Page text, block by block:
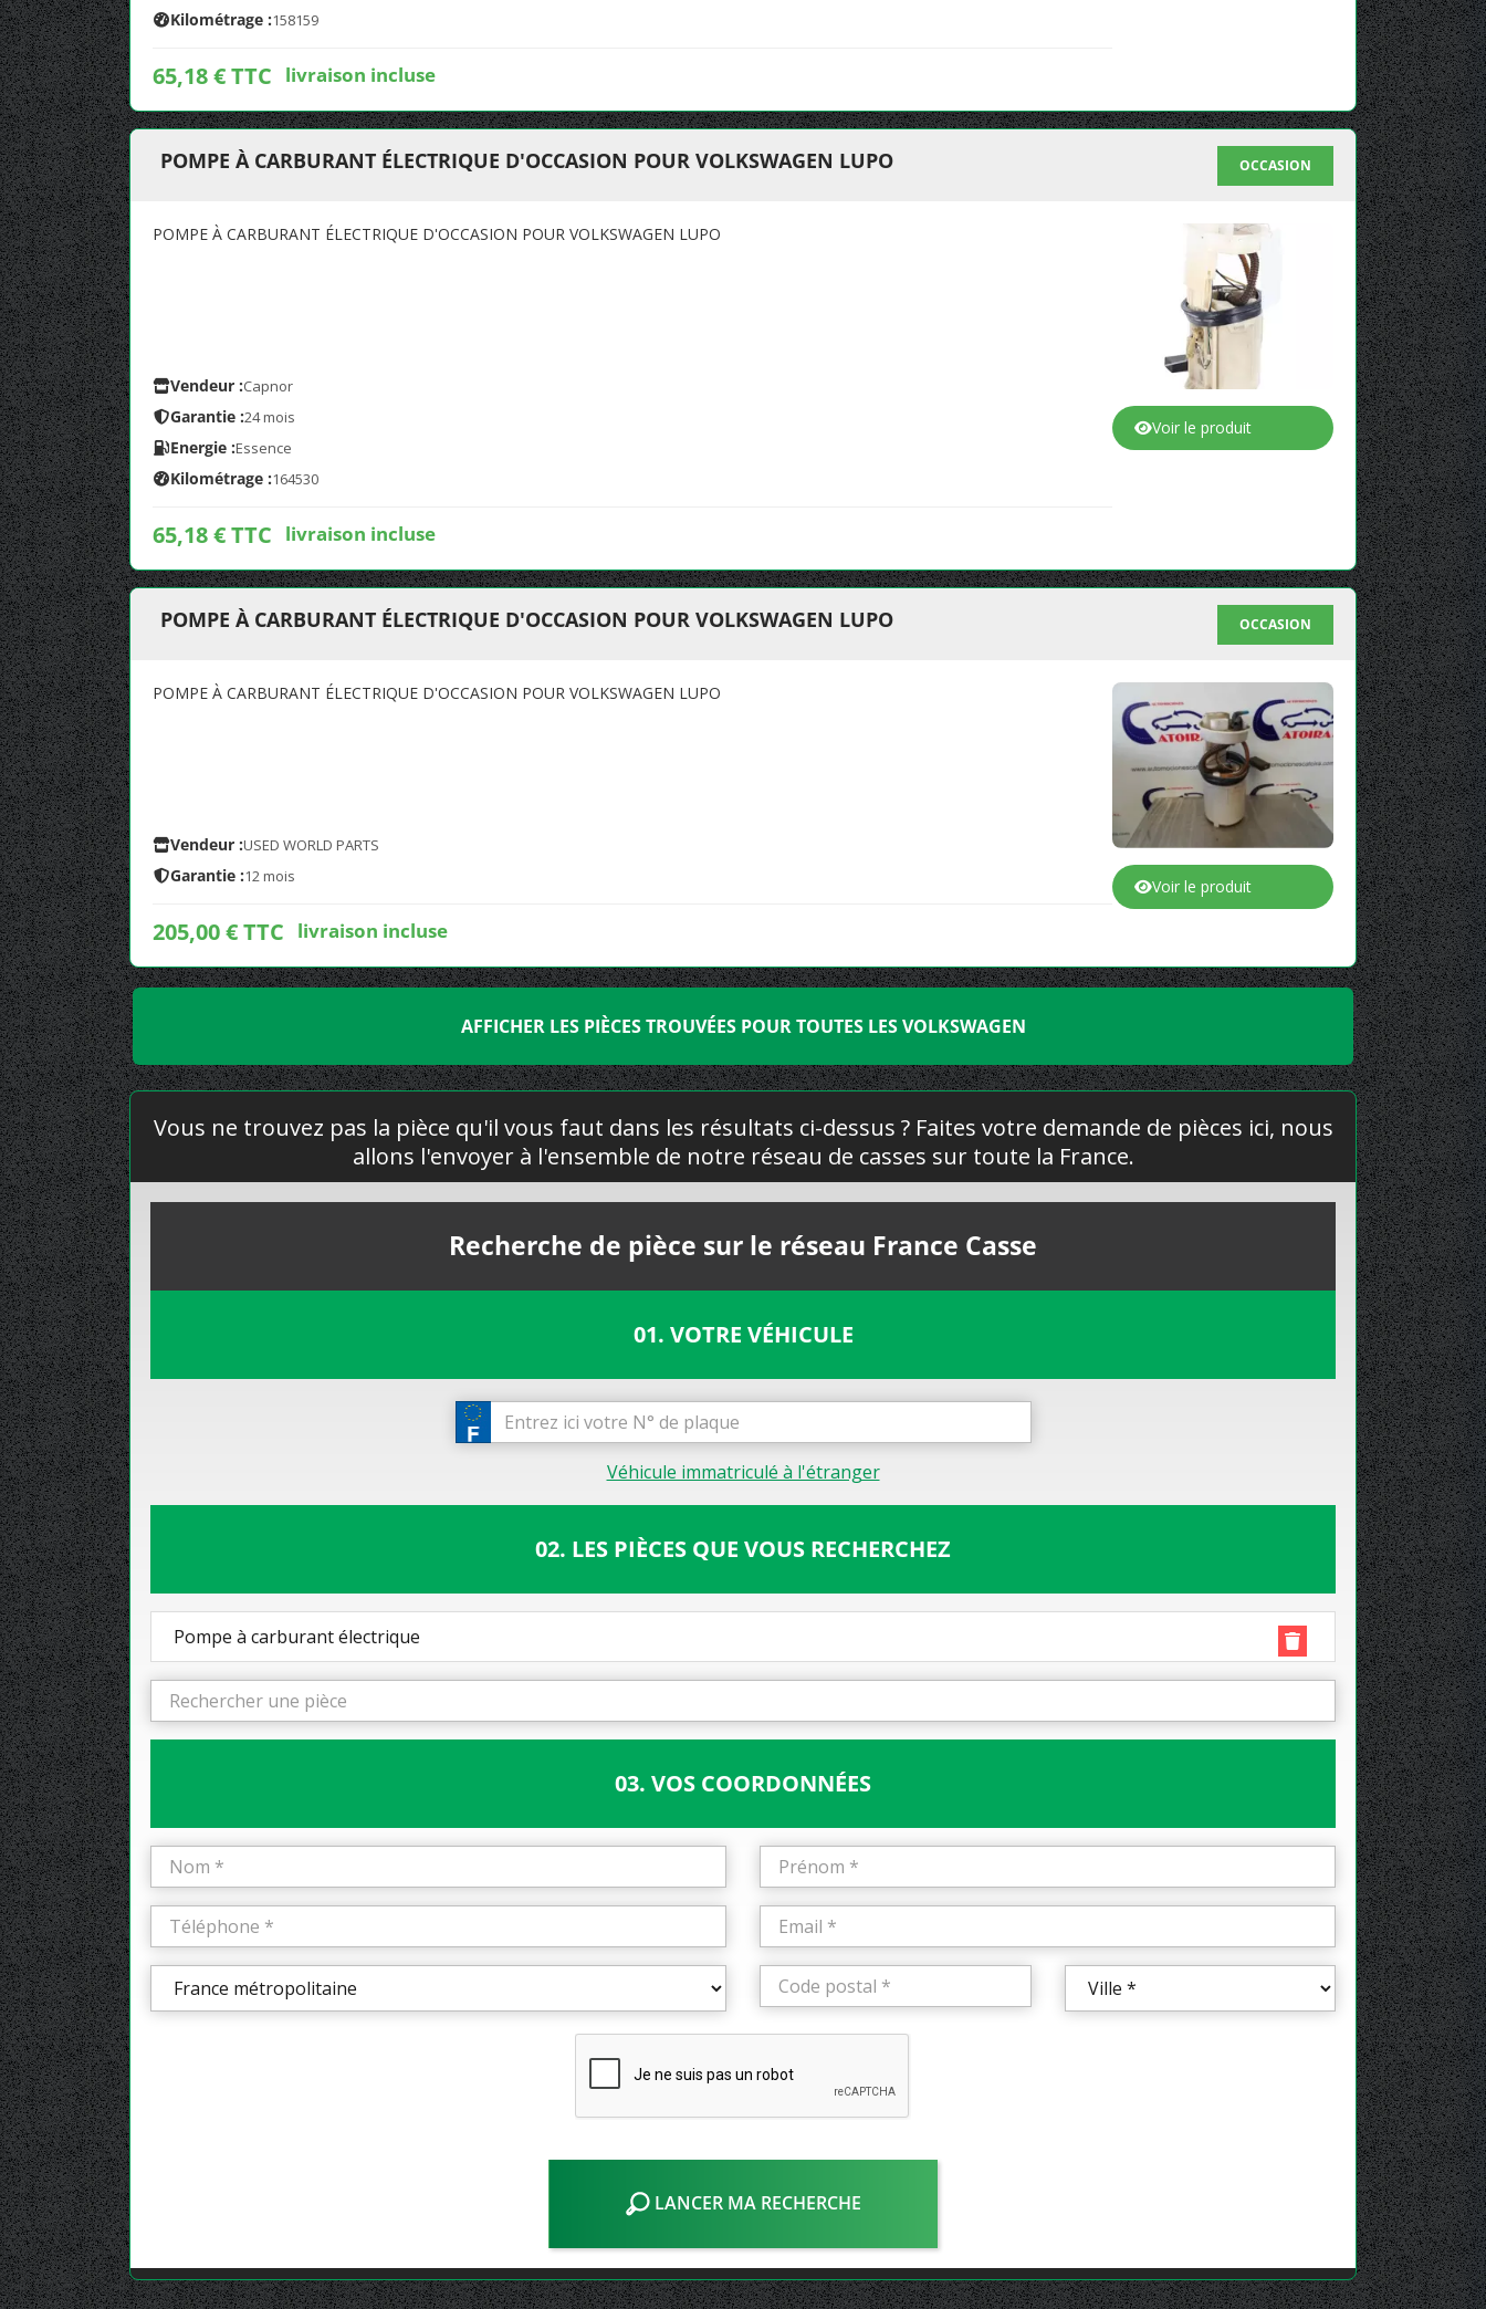
Kilométrage :158159
65,18 € TTC livraison incluse
POMPE À CARBURANT ÉLECTRIQUE D'OCCASION POUR VOLKSWAGEN LUPO OCCASION
POMPE À CARBURANT ÉLECTRIQUE D'OCCASION POUR VOLKSWAGEN LUPO
Vendeur :Capnor
Garantie :24 mois
Energie :Essence
Kilométrage :164530
65,18 € TTC livraison incluse
Voir le produit
POMPE À CARBURANT ÉLECTRIQUE D'OCCASION POUR VOLKSWAGEN LUPO OCCASION
POMPE À CARBURANT ÉLECTRIQUE D'OCCASION POUR VOLKSWAGEN LUPO
Vendeur :USED WORLD PARTS
Garantie :12 mois
205,00 € TTC livraison incluse
Voir le produit
AFFICHER LES PIÈCES TROUVÉES POUR TOUTES LES VOLKSWAGEN
Vous ne trouvez pas la pièce qu'il vous faut dans les résultats ci-dessus ? Faites votre demande de pièces ici, nous
allons l'envoyer à l'ensemble de notre réseau de casses sur toute la France.
Recherche de pièce sur le réseau France Casse
01. VOTRE VÉHICULE
Véhicule immatriculé à l'étranger
02. LES PIÈCES QUE VOUS RECHERCHEZ
Pompe à carburant électrique
03. VOS COORDONNÉES
LANCER MA RECHERCHE